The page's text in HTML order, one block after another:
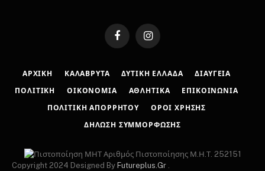
FacebookInstagram
ΑΡΧΙΚΉ ΚΑΛΆΒΡΥΤΑ ΔΥΤΙΚΉ ΕΛΛΆΔΑ ΔΙΑΎΓΕΙΑ
ΠΟΛΙΤΙΚΉ ΟΙΚΟΝΟΜΊΑ ΑΘΛΗΤΙΚΆ ΕΠΙΚΟΙΝΩΝΊΑ
ΠΟΛΙΤΙΚΉ ΑΠΟΡΡΉΤΟΥ ΌΡΟΙ ΧΡΉΣΗΣ
ΔΉΛΩΣΗ ΣΥΜΜΌΡΦΩΣΗΣ
Αριθμός Πιστοποίησης Μ.Η.Τ. 252151
Copyright 2024 Designed By Futureplus.Gr .